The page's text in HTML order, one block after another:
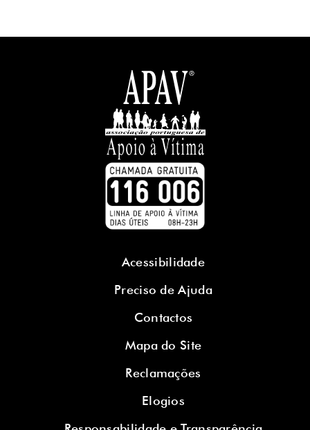
Acessibilidade
Preciso de Ajuda
Contactos
Mapa do Site
Reclamações
Elogios